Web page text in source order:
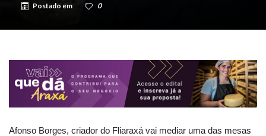
Postado em 0
Afonso Borges, criador do Fliaraxá vai mediar uma das mesas